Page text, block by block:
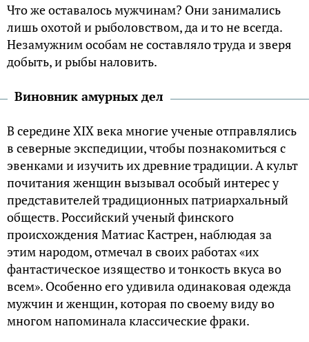
Что же оставалось мужчинам? Они занимались
лишь охотой и рыболовством, да и то не всегда.
Незамужним особам не составляло труда и зверя
добыть, и рыбы наловить.
Виновник амурных дел
В середине XIX века многие ученые отправлялись
в северные экспедиции, чтобы познакомиться с
эвенками и изучить их древние традиции. А культ
почитания женщин вызывал особый интерес у
представителей традиционных патриархальный
обществ. Российский ученый финского
происхождения Матиас Кастрен, наблюдая за
этим народом, отмечал в своих работах «их
фантастическое изящество и тонкость вкуса во
всем». Особенно его удивила одинаковая одежда
мужчин и женщин, которая по своему виду во
многом напоминала классические фраки.